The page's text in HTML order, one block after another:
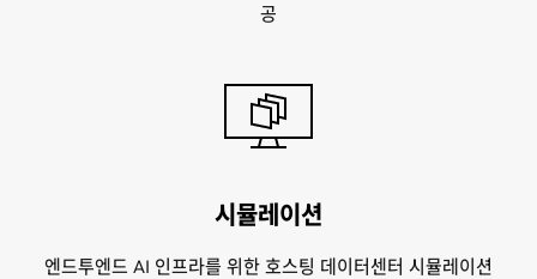
공
시뮬레이션
엔드투엔드 AI 인프라를 위한 호스팅 데이터센터 시뮬레이션